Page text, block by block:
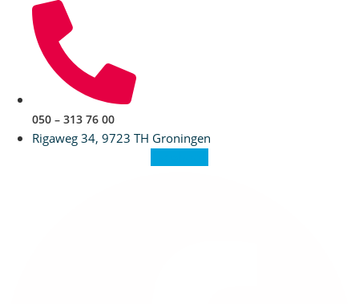
050 – 313 76 00
Rigaweg 34, 9723 TH Groningen